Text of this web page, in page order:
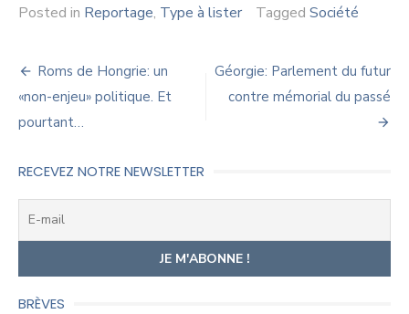
Posted in Reportage, Type à lister Tagged Société
Navigation
de
l’article
Roms de Hongrie: un
«non-enjeu» politique. Et
pourtant…
Géorgie: Parlement du futur
contre mémorial du passé
RECEVEZ NOTRE NEWSLETTER
BRÈVES